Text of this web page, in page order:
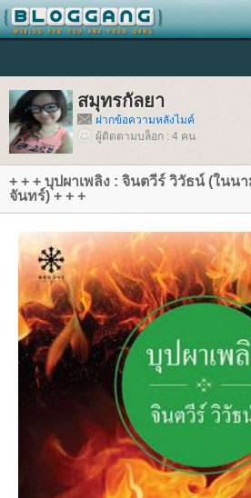
สมุทรกัลยา
ฝากข้อความหลังไมค์
ผู้ติดตามบล็อก : 4 คน
+ + + บุปผาเพลิง : จินตวีร์ วิวัธน์ (ในน
จันทร์) + + +